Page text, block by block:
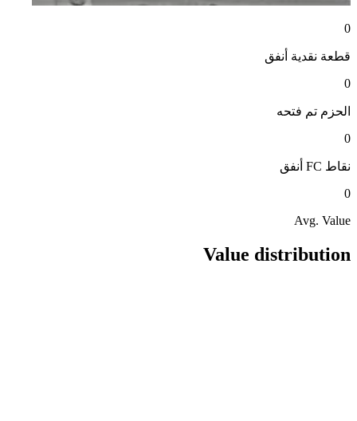
0
قطعة نقدية أنفق
0
الحزم تم فتحه
0
نقاط FC
أنفق
0
Avg. Value
Value distribution